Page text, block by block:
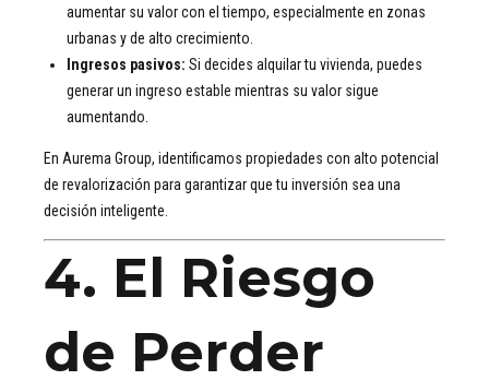
aumentar su valor con el tiempo, especialmente en zonas
urbanas y de alto crecimiento.
Ingresos pasivos: Si decides alquilar tu vivienda, puedes
generar un ingreso estable mientras su valor sigue
aumentando.
En Aurema Group, identificamos propiedades con alto potencial
de revalorización para garantizar que tu inversión sea una
decisión inteligente.
4. El Riesgo
de Perder